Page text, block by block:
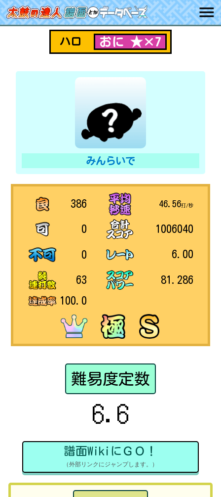
ハロ おに ★×7
みんらいで
386
0
0
63
100.0
46.56打/秒
1006040
6.00
81.286
難易度定数
6.6
譜面WikiにＧＯ！
（外部リンクにジャンプします。）